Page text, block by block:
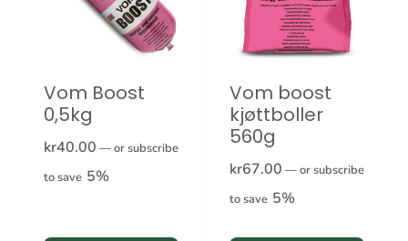
Vom Boost
0,5kg
kr40.00 —or subscribe
to save 5%
Vom boost
kjøttboller
560g
kr67.00 —or subscribe
to save 5%